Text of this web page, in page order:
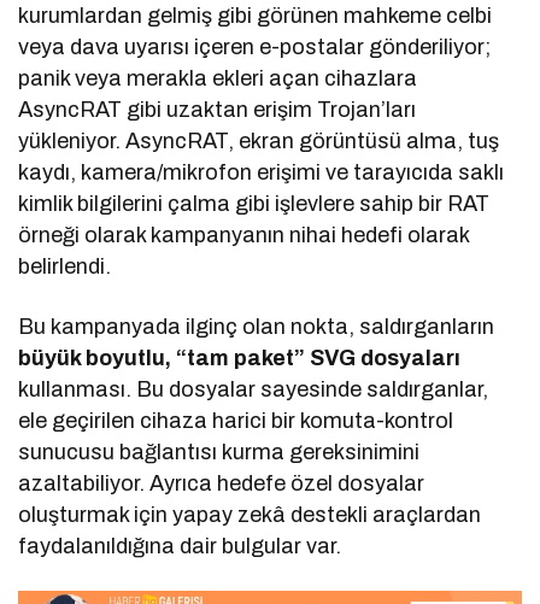
kurumlardan gelmiş gibi görünen mahkeme celbi
veya dava uyarısı içeren e-postalar gönderiliyor;
panik veya merakla ekleri açan cihazlara
AsyncRAT gibi uzaktan erişim Trojan’ları
yükleniyor. AsyncRAT, ekran görüntüsü alma, tuş
kaydı, kamera/mikrofon erişimi ve tarayıcıda saklı
kimlik bilgilerini çalma gibi işlevlere sahip bir RAT
örneği olarak kampanyanın nihai hedefi olarak
belirlendi.
Bu kampanyada ilginç olan nokta, saldırganların
büyük boyutlu, “tam paket” SVG dosyaları
kullanması. Bu dosyalar sayesinde saldırganlar,
ele geçirilen cihaza harici bir komuta-kontrol
sunucusu bağlantısı kurma gereksinimini
azaltabiliyor. Ayrıca hedefe özel dosyalar
oluşturmak için yapay zekâ destekli araçlardan
faydalanıldığına dair bulgular var.